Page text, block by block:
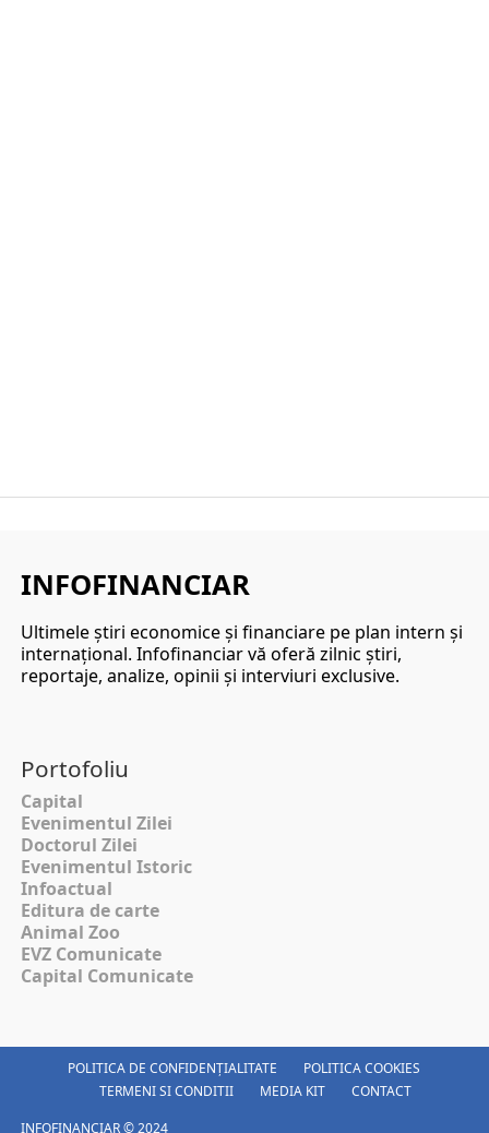
INFOFINANCIAR
Ultimele ştiri economice şi financiare pe plan intern şi
internaţional. Infofinanciar vă oferă zilnic ştiri,
reportaje, analize, opinii şi interviuri exclusive.
Portofoliu
Capital
Evenimentul Zilei
Doctorul Zilei
Evenimentul Istoric
Infoactual
Editura de carte
Animal Zoo
EVZ Comunicate
Capital Comunicate
POLITICA DE CONFIDENȚIALITATE
POLITICA COOKIES
TERMENI SI CONDITII
MEDIA KIT
CONTACT
INFOFINANCIAR © 2024